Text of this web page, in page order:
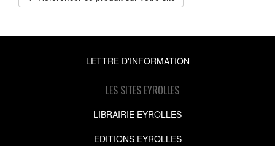
LETTRE D'INFORMATION
LES SITES EYROLLES
LIBRAIRIE EYROLLES
EDITIONS EYROLLES